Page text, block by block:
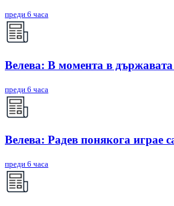
преди 6 часа
Велева: В момента в
преди 6 часа
Велева: Радев понякога играе
преди 6 часа